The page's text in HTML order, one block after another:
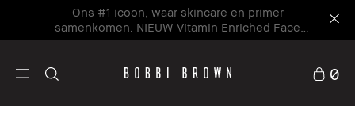
Ons #1 icoon, waar skincare en primer
samenkomen. NIEUW Vitamin Enriched Face
Base+
0